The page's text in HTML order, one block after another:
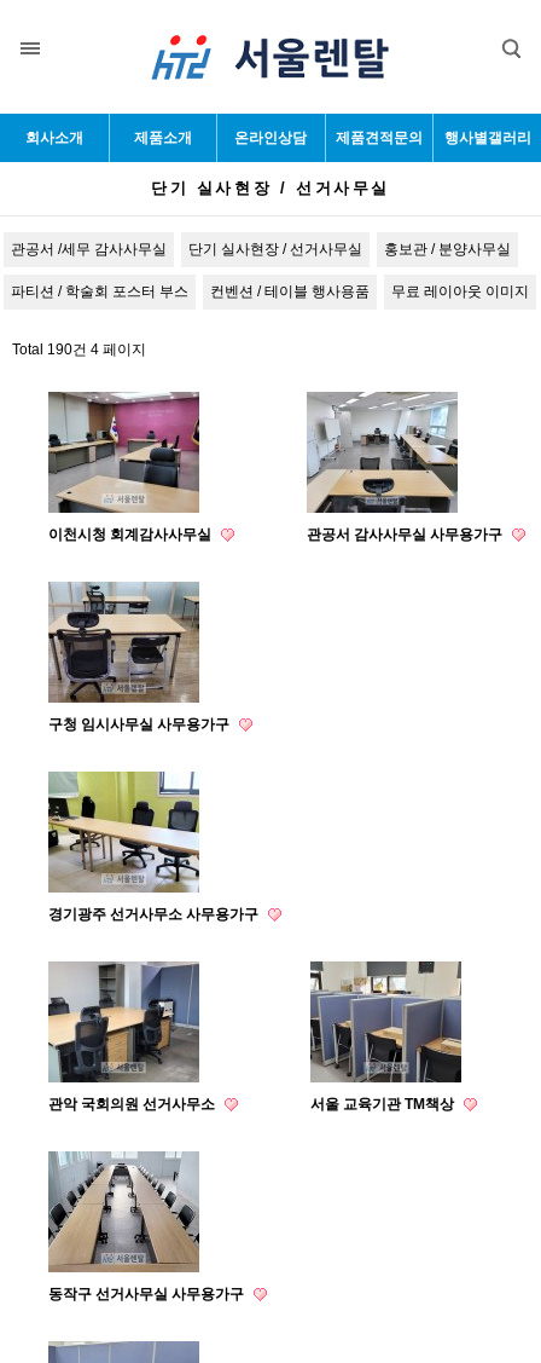
회사소개 제품소개 온라인상담 제품견적문의 행사별갤러리
단기 실사현장 / 선거사무실
관공서 /세무 감사사무실 단기 실사현장 / 선거사무실 홍보관 / 분양사무실
파티션 / 학술회 포스터 부스 컨벤션 / 테이블 행사용품 무료 레이아웃 이미지
Total 190건 4 페이지
이천시청 회계감사사무실 관공서 감사사무실 사무용가구
구청 임시사무실 사무용가구
경기광주 선거사무소 사무용가구
관악 국회의원 선거사무소 서울 교육기관 TM책상
동작구 선거사무실 사무용가구